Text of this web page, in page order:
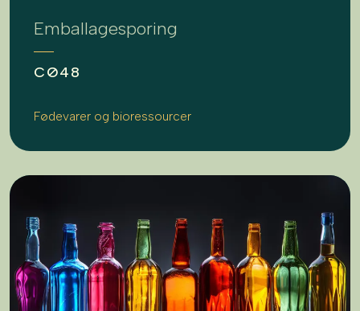
Emballagesporing
CØ48
Fødevarer og bioressourcer